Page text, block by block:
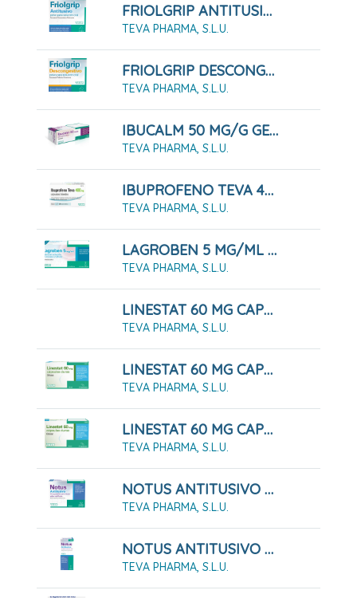
FRIOLGRIP ANTITUSIVO POLVO PARA SOLUCION ORAL , 10 Sobres
TEVA PHARMA, S.L.U.
FRIOLGRIP DESCONGESTIVO POLVO PARA SOLUCIÓN ORAL , 10 Sobres
TEVA PHARMA, S.L.U.
IBUCALM 50 MG/G GEL MENTOLADO, TUBO 60 G
TEVA PHARMA, S.L.U.
IBUPROFENO TEVA 400 MG CÁPSULAS BLANDAS, 20 CÁPSULAS
TEVA PHARMA, S.L.U.
LAGROBEN 5 MG/ML COLIRIO EN SOLUCION EN ENVASE UNIDOSIS , 30 Envases De 0,4 Ml
TEVA PHARMA, S.L.U.
LINESTAT 60 MG CAPSULAS DURAS, 120 CÁPSULAS
TEVA PHARMA, S.L.U.
LINESTAT 60 MG CAPSULAS DURAS, 42 Cápsulas ( Blister )
TEVA PHARMA, S.L.U.
LINESTAT 60 MG CAPSULAS DURAS, 84 Cápsulas ( Blister )
TEVA PHARMA, S.L.U.
NOTUS ANTITUSIVO 10 MG PASTILLAS PARA CHUPAR SABOR MIEL - LIMON , 24 Pastillas
TEVA PHARMA, S.L.U.
NOTUS ANTITUSIVO 2 Mg/ml SOLUCION ORAL , 1 Frasco De 200 Ml
TEVA PHARMA, S.L.U.